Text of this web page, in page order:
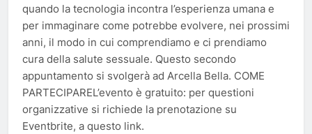
quando la tecnologia incontra l’esperienza umana e
per immaginare come potrebbe evolvere, nei prossimi
anni, il modo in cui comprendiamo e ci prendiamo
cura della salute sessuale. Questo secondo
appuntamento si svolgerà ad Arcella Bella. COME
PARTECIPAREL’evento è gratuito: per questioni
organizzative si richiede la prenotazione su
Eventbrite, a questo link.